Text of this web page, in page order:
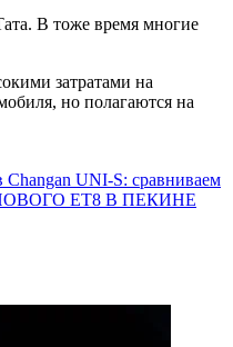
В тоже время многие
затратами на
но полагаются на
Changan UNI-S: сравниваем
ET8 В ПЕКИНЕ